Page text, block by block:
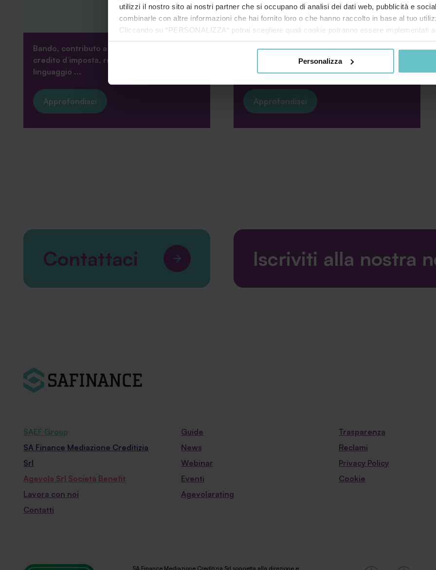
utilizzi il nostro sito ai nostri partner che si occupano di analisi dei dati web, pubblicità e
combinarle con altre informazioni che hai fornito loro o che hanno raccolto in base al tuo
Cliccando su “PERSONALIZZA“ potrai scegliere quali cookie potranno essere implementati
che sono necessari per il funzionamento del sito. Cliccando su “ACCETTA TUTTI” invece
informazioni complete ti invitiamo a consultare le "Informazioni sui Cookie" qui sopra.
Personalizza
Bando, contributo a fondo perduto, leasing,
credito d’imposta, rendicontazione… Il
linguaggio ...
Approfondisci
Mettiti alla prova con cinque domande,
cominciamo! 1. L’iperammortamento
consiste in un credito d’im...
Approfondisci
Contattaci Iscriviti alla nostra
SAEF Group
SA Finance Mediazione Creditizia
Srl
Agevola Srl Società Benefit
Lavora con noi
Contatti
Guide
News
Webinar
Eventi
Agevolarating
Trasparenza
Reclami
Privacy Policy
Cookie
SA Finance Mediazione Creditizia Srl soggetta alla direzione e